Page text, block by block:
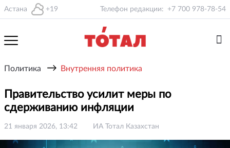
Астана +19 Телефон редакции: +7 700 978-78-54
Политика → Внутренняя политика
Правительство усилит меры по
сдерживанию инфляции
21 января 2026, 13:42 ИА Тотал Казахстан